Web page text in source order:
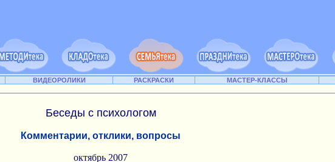
ВИДЕОРОЛИКИ РАСКРАСКИ МАСТЕР-КЛАССЫ
Беседы с психологом
Комментарии, отклики, вопросы
октябрь 2007